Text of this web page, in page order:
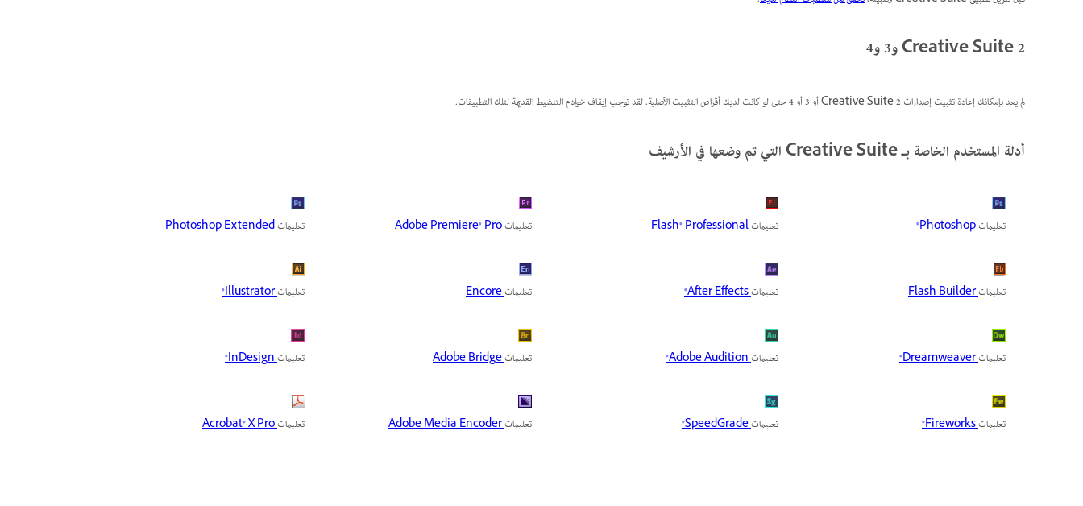
Creative Suite 2 و3 و4
لم يعد بإمكانك إعادة تثبيت إصدارات Creative Suite 2 أو 3 أو 4 حتى لو كانت لديك أقراص التثبيت الأصلية. لقد توجب إيقاف خوادم التنشيط القديمة لتلك التطبيقات.
أدلة المستخدم الخاصة بـ Creative Suite التي تم وضعها في الأرشيف
تعليماتPhotoshop® تعليماتFlash® Professional تعليماتAdobe Premiere® Pro تعليماتPhotoshop Extended
تعليماتFlash Builder تعليماتAfter Effects® تعليماتEncore تعليماتIllustrator®
تعليماتDreamweaver® تعليماتAdobe Audition® تعليماتAdobe Bridge تعليماتInDesign®
تعليماتFireworks® تعليماتSpeedGrade® تعليماتAdobe Media Encoder تعليماتAcrobat® X Pro